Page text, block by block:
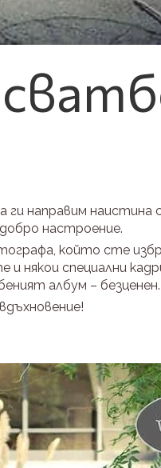
направим наистина
настроение.
който сте
някои специални
албум – безценен.